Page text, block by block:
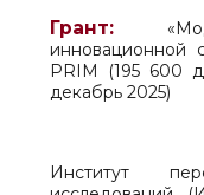
Грант:
инновационной
PRIM (195 600
декабрь 2025)
Институт